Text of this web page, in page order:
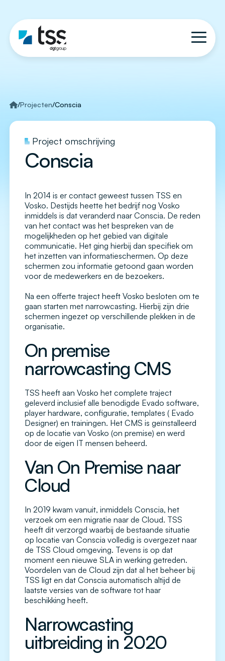
/Projecten/Conscia
Project omschrijving
Conscia
In 2014 is er contact geweest tussen TSS en
Vosko. Destijds heette het bedrijf nog Vosko
inmiddels is dat veranderd naar Conscia. De reden
van het contact was het bespreken van de
mogelijkheden op het gebied van digitale
communicatie. Het ging hierbij dan specifiek om
het inzetten van informatieschermen. Op deze
schermen zou informatie getoond gaan worden
voor de medewerkers en de bezoekers.
Na een offerte traject heeft Vosko besloten om te
gaan starten met narrowcasting. Hierbij zijn drie
schermen ingezet op verschillende plekken in de
organisatie.
On premise
narrowcasting CMS
TSS heeft aan Vosko het complete traject
geleverd inclusief alle benodigde Evado software,
player hardware, configuratie, templates ( Evado
Designer) en trainingen. Het CMS is geïnstalleerd
op de locatie van Vosko (on premise) en werd
door de eigen IT mensen beheerd.
Van On Premise naar
Cloud
In 2019 kwam vanuit, inmiddels Conscia, het
verzoek om een migratie naar de Cloud. TSS
heeft dit verzorgd waarbij de bestaande situatie
op locatie van Conscia volledig is overgezet naar
de TSS Cloud omgeving. Tevens is op dat
moment een nieuwe SLA in werking getreden.
Voordelen van de Cloud zijn dat al het beheer bij
TSS ligt en dat Conscia automatisch altijd de
laatste versies van de software tot haar
beschikking heeft.
Narrowcasting
uitbreiding in 2020